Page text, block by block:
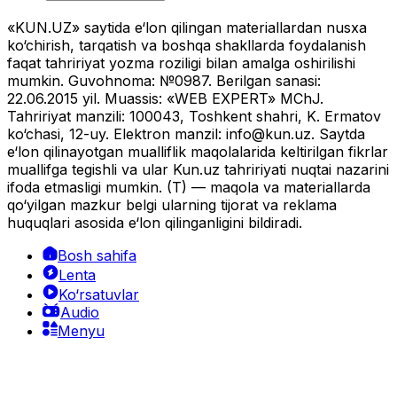
«KUN.UZ» saytida e‘lon qilingan materiallardan nusxa
ko‘chirish, tarqatish va boshqa shakllarda foydalanish
faqat tahririyat yozma roziligi bilan amalga oshirilishi
mumkin. Guvohnoma: №0987. Berilgan sanasi:
22.06.2015 yil. Muassis: «WEB EXPERT» MChJ.
Tahririyat manzili: 100043, Toshkent shahri, K. Ermatov
ko‘chasi, 12-uy. Elektron manzil: info@kun.uz. Saytda
e‘lon qilinayotgan mualliflik maqolalarida keltirilgan fikrlar
muallifga tegishli va ular Kun.uz tahririyati nuqtai nazarini
ifoda etmasligi mumkin. (T) — maqola va materiallarda
qo‘yilgan mazkur belgi ularning tijorat va reklama
huquqlari asosida e‘lon qilinganligini bildiradi.
Bosh sahifa
Lenta
Ko‘rsatuvlar
Audio
Menyu